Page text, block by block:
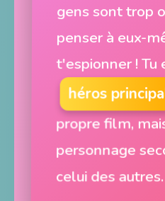
gens sont trop
penser à eux-
t'espionner ! Tu
héros
propre film,
personnage
celui des